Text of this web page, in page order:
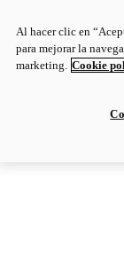
Al hacer clic en
para mejorar la
marketing. Cookie